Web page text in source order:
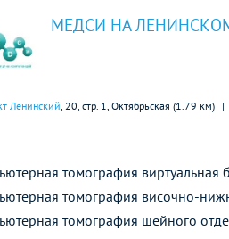
МЕДСИ НА
Ленинский , 20, стр. 1, Октябрьская (1.79 км)
томография виртуальная
томография височно-
томография шейного